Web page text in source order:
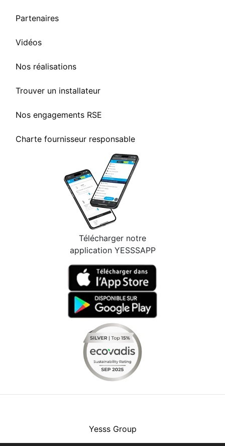
Partenaires
Vidéos
Nos réalisations
Trouver un installateur
Nos engagements RSE
Charte fournisseur responsable
Télécharger notre
application YESSSAPP
Yesss Group